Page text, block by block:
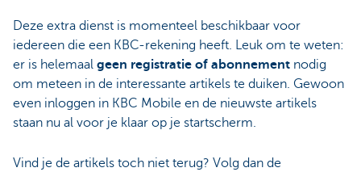
Deze extra dienst is momenteel beschikbaar voor
iedereen die een KBC-rekening heeft. Leuk om te weten:
er is helemaal geen registratie of abonnement nodig
om meteen in de interessante artikels te duiken. Gewoon
even inloggen in KBC Mobile en de nieuwste artikels
staan nu al voor je klaar op je startscherm.
Vind je de artikels toch niet terug? Volg dan de